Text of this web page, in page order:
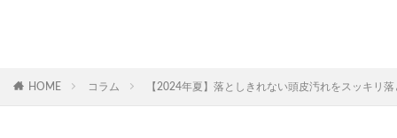
HOME コラム 【2024年夏】落としきれない頭皮汚れをスッキリ